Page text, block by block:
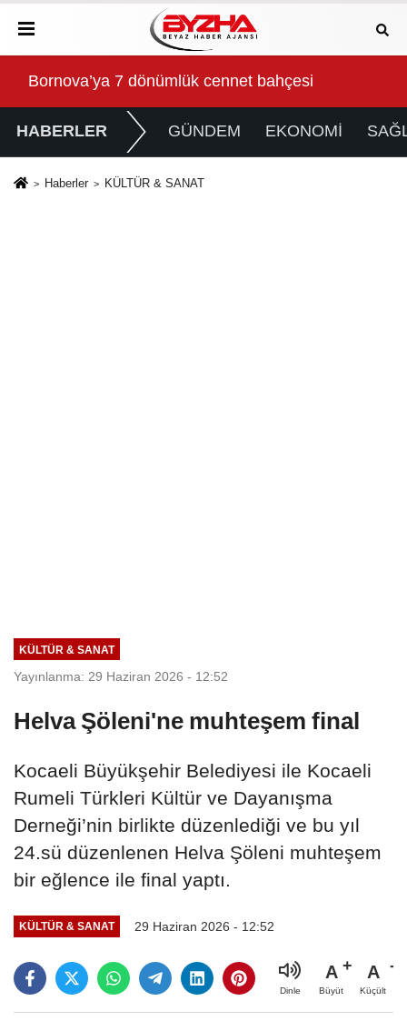
Gökeyüp Mahallesi'nin Su Sorunu Çözüme
HABERLER GÜNDEM EKONOMİ
Haberler KÜLTÜR & SANAT
KÜLTÜR & SANAT
Yayınlanma: 29 Haziran 2026 - 12:52
Helva Şöleni'ne muhteşem final
Kocaeli Büyükşehir Belediyesi ile Kocaeli
Rumeli Türkleri Kültür ve Dayanışma
Derneği’nin birlikte düzenlediği ve bu yıl
24.sü düzenlenen Helva Şöleni muhteşem
bir eğlence ile final yaptı.
KÜLTÜR & SANAT 29 Haziran 2026 - 12:52
Dinle
A
Büyüt
A
Küçült